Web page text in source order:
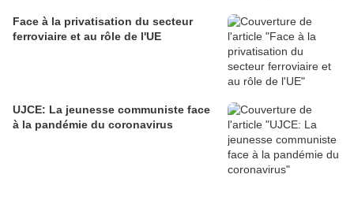
Face à la privatisation du secteur
ferroviaire et au rôle de l'UE
UJCE: La jeunesse communiste face
à la pandémie du coronavirus